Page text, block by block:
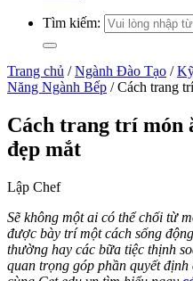
Tìm kiếm:
Trang chủ / Ngành Đào Tạo /
Năng Ngành Bếp / Cách trang
Cách trang trí món
đẹp mắt
Lập Chef
Sẽ không một ai có thể chối từ
được bày trí một cách sống
thường hay các bữa tiệc thịnh
quan trọng góp phần quyết